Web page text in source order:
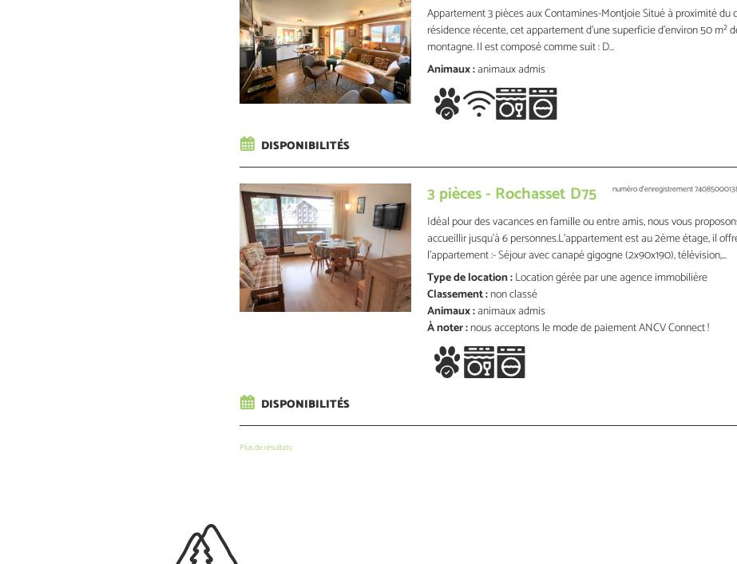
Appartement 3 pièces aux Contamines-Montjoie Situé à proximité
résidence récente, cet appartement d’une superficie d’environ 50
montagne. Il est composé comme suit : D...
Animaux :animaux admis
DISPONIBILITÉS
3 pièces - Rochasset D75 numéro d'enregistrement
Idéal pour des vacances en famille ou entre amis, nous vous
accueillir jusqu'à 6 personnes.L’appartement est au 2ème étage, il
l’appartement :- Séjour avec canapé gigogne (2x90x190), télévision,...
Type de location :Location gérée par une agence immobilière
Classement :non classé
Animaux :animaux admis
À noter :nous acceptons le mode de paiement ANCV Connect !
DISPONIBILITÉS
Plus de résultats